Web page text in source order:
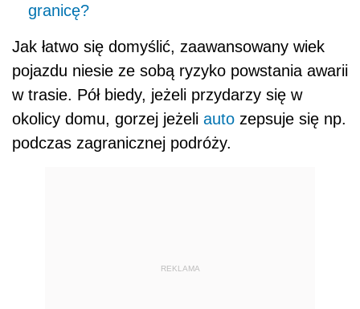
granicę?
Jak łatwo się domyślić, zaawansowany wiek
pojazdu niesie ze sobą ryzyko powstania awarii
w trasie. Pół biedy, jeżeli przydarzy się w
okolicy domu, gorzej jeżeli auto zepsuje się np.
podczas zagranicznej podróży.
REKLAMA